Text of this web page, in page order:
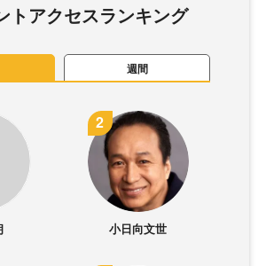
トアクセスランキング
週間
小日向文世